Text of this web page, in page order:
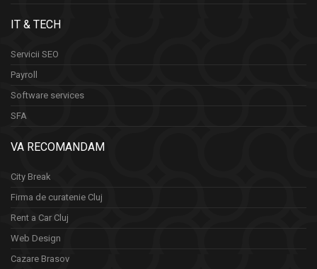
IT & TECH
Servicii SEO
Payroll
Software services
SFA
VA RECOMANDAM
City Break
Firma de curatenie Cluj
Rent a Car Cluj
Web Design
Cazare Brasov